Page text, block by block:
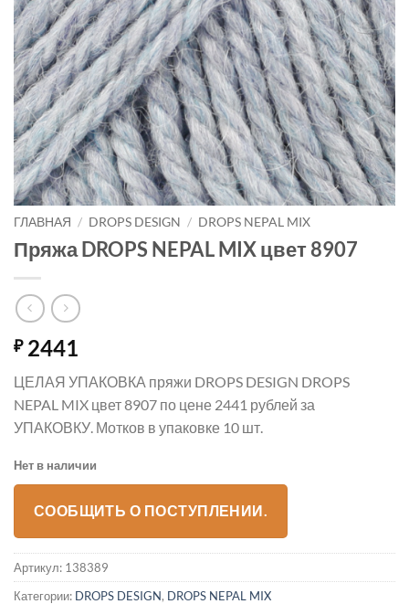
ГЛАВНАЯ / DROPS DESIGN / DROPS NEPAL MIX
Пряжа DROPS NEPAL MIX цвет 8907
₽2441
ЦЕЛАЯ УПАКОВКА пряжи DROPS DESIGN DROPS
NEPAL MIX цвет 8907 по цене 2441 рублей за
УПАКОВКУ. Мотков в упаковке 10 шт.
Нет в наличии
СООБЩИТЬ О ПОСТУПЛЕНИИ.
Артикул: 138389
Категории: DROPS DESIGN, DROPS NEPAL MIX